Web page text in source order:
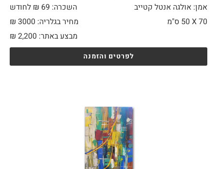
אמן: אולגה אנטל קטייב
השכרה: 69 ₪ לחודש
70 X
מחיר בגלריה: 3000 ₪
מבצע באתר:
₪ 2,200
לפרטים והזמנה